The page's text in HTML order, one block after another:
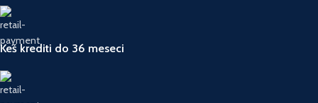
Keš krediti do 36 meseci